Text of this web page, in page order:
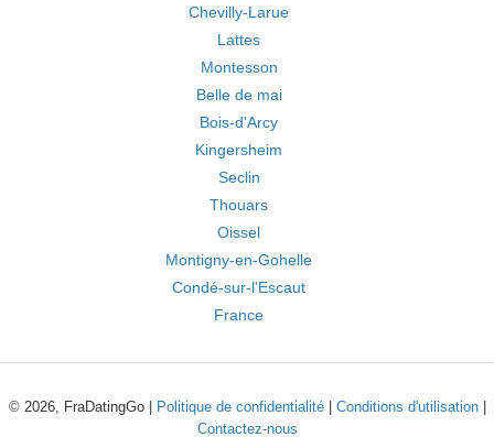
Chevilly-Larue
Lattes
Montesson
Belle de mai
Bois-d'Arcy
Kingersheim
Seclin
Thouars
Oissel
Montigny-en-Gohelle
Condé-sur-l'Escaut
France
© 2026, FraDatingGo | Politique de confidentialité| Conditions d'utilisation|
Contactez-nous